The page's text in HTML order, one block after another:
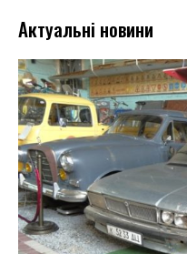
Актуальні новини